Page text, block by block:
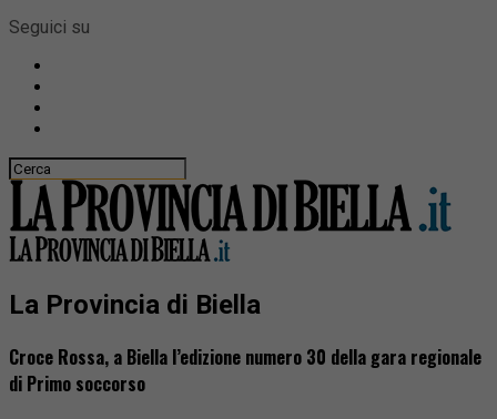
Seguici su
La Provincia di Biella
Croce Rossa, a Biella l’edizione numero 30 della gara regionale
di Primo soccorso